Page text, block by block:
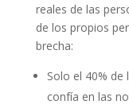
reales de las
de los propios
brecha:
Solo el 40%
confía en las